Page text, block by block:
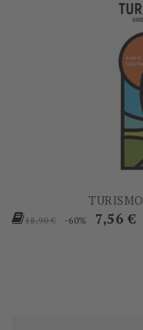
Prezzo
18,90 € -60% Prezzo
7,56 €